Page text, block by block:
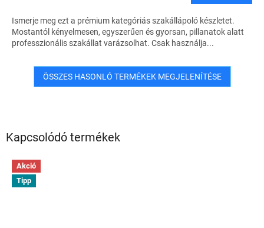
Kapcsolódó termékek
Akció
Tipp
Ismerje meg ezt a prémium kategóriás szakállápoló készletet.
Mostantól kényelmesen, egyszerűen és gyorsan, pillanatok alatt
professzionális szakállat varázsolhat. Csak használja...
ÖSSZES HASONLÓ TERMÉKEK MEGJELENÍTÉSE